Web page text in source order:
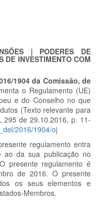
| PODERES DE
DE INVESTIMENTO COM
1904 da Comissão, de
o Regulamento (UE)
e do Conselho no que
(Texto relevante para
295 de 29.10.2016, p. 11-
2016/1904/oj
regulamento entra
ao da sua publicação no
presente regulamento é
de 2016. O presente
os seus elementos e
Membros.